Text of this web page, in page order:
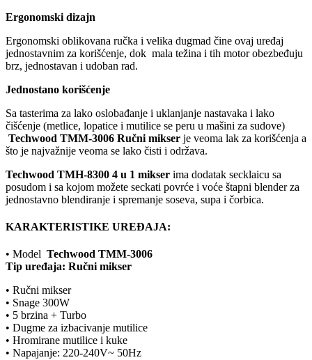
Ergonomski dizajn
Ergonomski oblikovana ručka i velika dugmad čine ovaj uređaj
jednostavnim za korišćenje, dok mala težina i tih motor obezbeđuju
brz, jednostavan i udoban rad.
Jednostano korišćenje
Sa tasterima za lako oslobađanje i uklanjanje nastavaka i lako
čišćenje (metlice, lopatice i mutilice se peru u mašini za sudove)
Techwood TMM-3006 Ručni mikser je veoma lak za korišćenja a
što je najvažnije veoma se lako čisti i održava.
Techwood TMH-8300 4 u 1 mikser ima dodatak secklaicu sa
posudom i sa kojom možete seckati povrće i voće štapni blender za
jednostavno blendiranje i spremanje soseva, supa i čorbica.
KARAKTERISTIKE UREĐAJA:
• Model Techwood TMM-3006
Tip uređaja: Ručni mikser
• Ručni mikser
• Snage 300W
• 5 brzina + Turbo
• Dugme za izbacivanje mutilice
• Hromirane mutilice i kuke
• Napajanje: 220-240V~ 50Hz